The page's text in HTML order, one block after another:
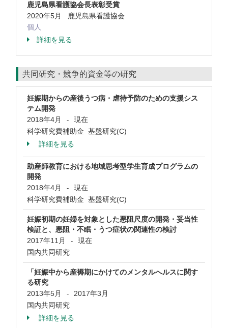
鹿児島県看護協会長表彰受賞
2020年5月 鹿児島県看護協会
個人
詳細を見る
共同研究・競争的資金等の研究
妊娠期からの産後うつ病・虐待予防のための支援シス
テム開発
2018年4月
-
現在
科学研究費補助金 基盤研究(C)
詳細を見る
助産師教育における地域思考型学生育成プログラムの
開発
2018年4月
-
現在
科学研究費補助金 基盤研究(C)
妊娠初期の妊婦を対象とした悪阻尺度の開発・妥当性
検証と、悪阻・不眠・うつ症状の関連性の検討
2017年11月
-
現在
国内共同研究
「妊娠中から産褥期にかけてのメンタルへルスに関す
る研究
2013年5月
-
2017年3月
国内共同研究
詳細を見る